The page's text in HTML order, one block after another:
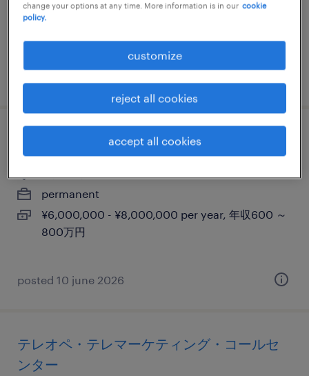
¥4,200,000 - ¥6,300,000 per year, 年収420 ～
【大阪市】it提案営業（課長候補）
permanent
¥6,000,000 - ¥8,000,000 per year, 年収600 ～
800万円
posted 10 june 2026
テレオペ・テレマーケティング・コールセ
ンター
change your options at any time. More information is in our cookie
policy.
customize
reject all cookies
accept all cookies